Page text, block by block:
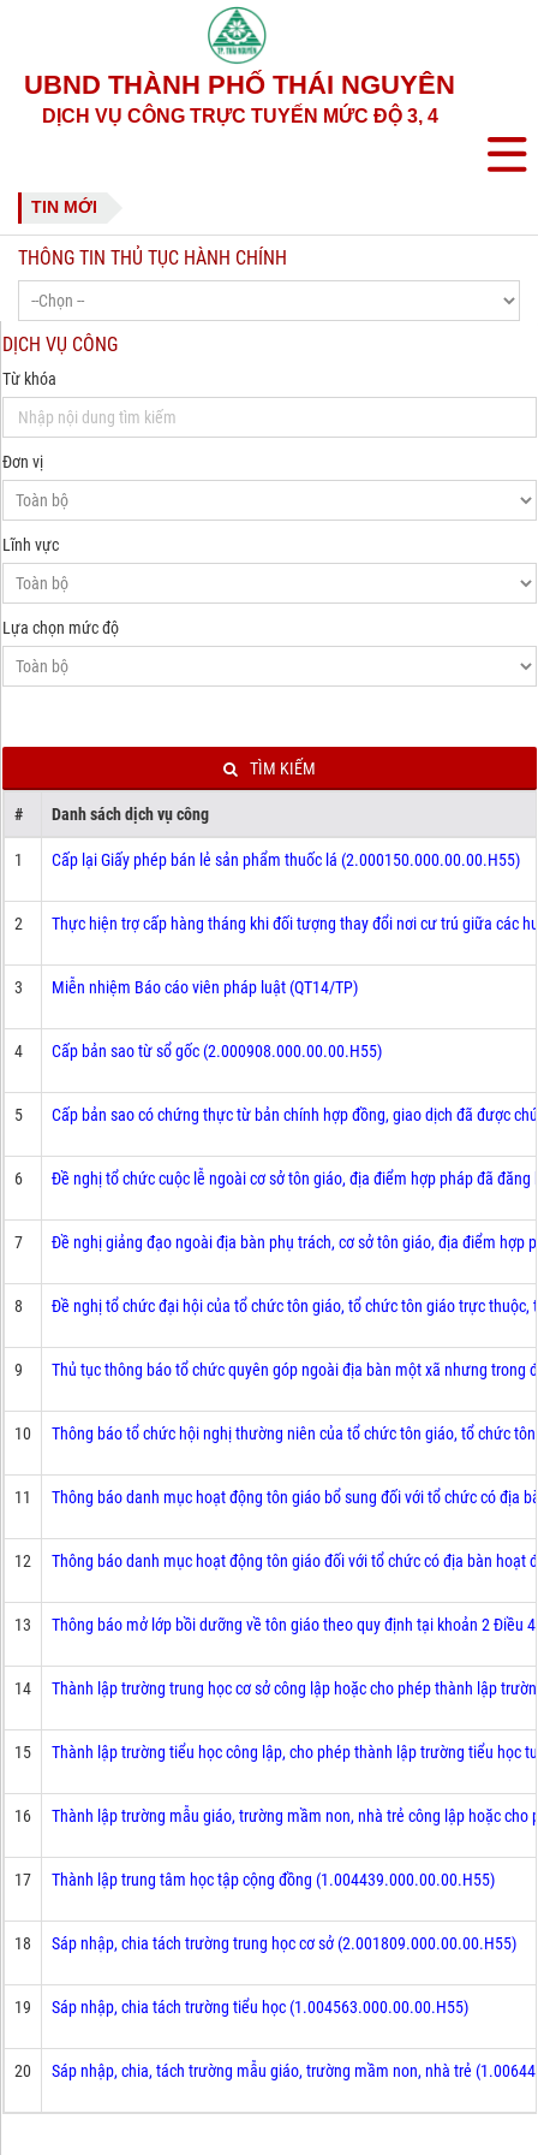
UBND THÀNH PHỐ THÁI NGUYÊN
DỊCH VỤ CÔNG TRỰC TUYẾN MỨC ĐỘ 3, 4
TIN MỚI
THÔNG TIN THỦ TỤC HÀNH CHÍNH
DỊCH VỤ CÔNG
Từ khóa
Đơn vị
Lĩnh vực
Lựa chọn mức độ
TÌM KIẾM
# Danh sách dịch vụ công
1 Cấp lại Giấy phép bán lẻ sản phẩm thuốc lá (2.000150.000.00.00.H55)
2 Thực hiện trợ cấp hàng tháng khi đối tượng thay đổi nơi cư trú giữa các
3 Miễn nhiệm Báo cáo viên pháp luật (QT14/TP)
4 Cấp bản sao từ sổ gốc (2.000908.000.00.00.H55)
5 Cấp bản sao có chứng thực từ bản chính hợp đồng, giao dịch đã được
6 Đề nghị tổ chức cuộc lễ ngoài cơ sở tôn giáo, địa điểm hợp pháp đã
7 Đề nghị giảng đạo ngoài địa bàn phụ trách, cơ sở tôn giáo, địa điểm
8 Đề nghị tổ chức đại hội của tổ chức tôn giáo, tổ chức tôn giáo trực
9 Thủ tục thông báo tổ chức quyên góp ngoài địa bàn một xã nhưng
10 Thông báo tổ chức hội nghị thường niên của tổ chức tôn giáo, tổ chức
11 Thông báo danh mục hoạt động tôn giáo bổ sung đối với tổ chức có địa
12 Thông báo danh mục hoạt động tôn giáo đối với tổ chức có địa bàn
13 Thông báo mở lớp bồi dưỡng về tôn giáo theo quy định tại khoản 2
14 Thành lập trường trung học cơ sở công lập hoặc cho phép thành lập
15 Thành lập trường tiểu học công lập, cho phép thành lập trường tiểu học
16 Thành lập trường mẫu giáo, trường mầm non, nhà trẻ công lập hoặc
17 Thành lập trung tâm học tập cộng đồng (1.004439.000.00.00.H55)
18 Sáp nhập, chia tách trường trung học cơ sở (2.001809.000.00.00.H55)
19 Sáp nhập, chia tách trường tiểu học (1.004563.000.00.00.H55)
20 Sáp nhập, chia, tách trường mẫu giáo, trường mầm non, nhà trẻ